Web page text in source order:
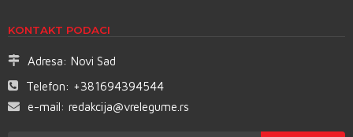
KONTAKT PODACI
Adresa: Novi Sad
Telefon: +381694394544
e-mail: redakcija@vrelegume.rs